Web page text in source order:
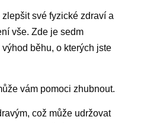
své fyzické zdraví a
vše. Zde je sedm
běhu, o kterých jste
vám pomoci zhubnout.
což může udržovat